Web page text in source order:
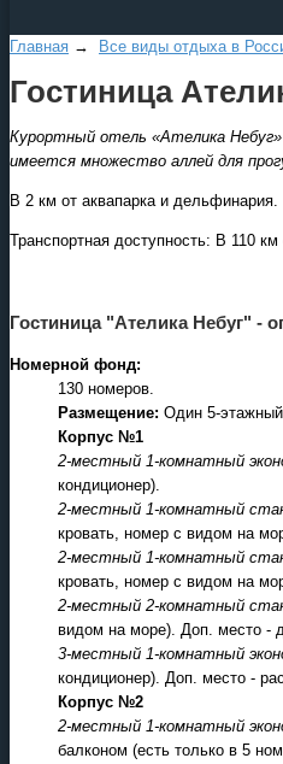
Главная → Все виды отдыха в
Гостиница
Курортный отель «Ателика Небуг»
имеется множество аллей для
В 2 км от аквапарка и дельфинария.
Транспортная доступность: В 110
Гостиница "Ателика Небуг" -
Номерной фонд:
130 номеров.
Размещение: Один 5-
Корпус №1
2-местный 1-комнатный
кондиционер).
2-местный 1-комнатный
кровать, номер с видом на
2-местный 1-комнатный
кровать, номер с видом на
2-местный 2-комнатный
видом на море). Доп. место -
3-местный 1-комнатный
кондиционер). Доп. место -
Корпус №2
2-местный 1-комнатный
балконом (есть только в 5